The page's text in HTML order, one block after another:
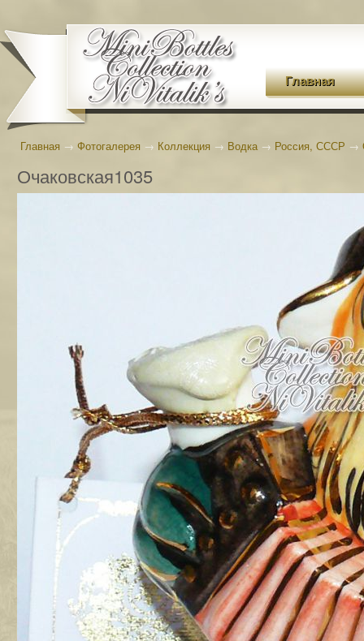
Главная
Главная → Фотогалерея → Коллекция → Водка→ Россия, СССР →
Очаковская1035